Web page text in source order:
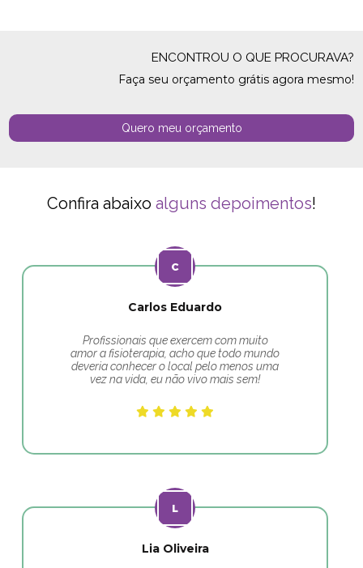
ENCONTROU O QUE PROCURAVA?
Faça seu orçamento grátis agora mesmo!
Quero meu orçamento
Confira abaixo alguns depoimentos!
Carlos Eduardo
Profissionais que exercem com muito
amor a fisioterapia, acho que todo mundo
deveria conhecer o local pelo menos uma
vez na vida, eu não vivo mais sem!
Lia Oliveira